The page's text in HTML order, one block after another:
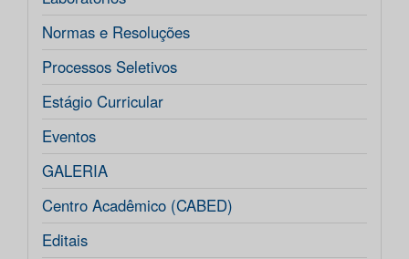
Normas e Resoluções
Processos Seletivos
Estágio Curricular
Eventos
GALERIA
Centro Acadêmico (CABED)
Editais